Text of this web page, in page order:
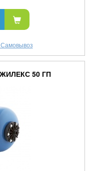
Самовывоз
50 ГП